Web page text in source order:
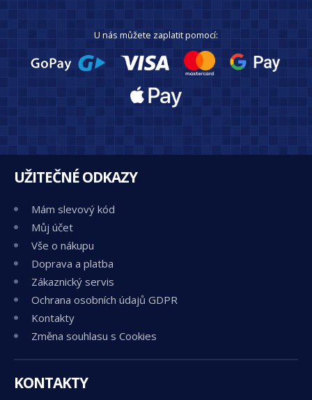
U nás můžete zaplatit pomocí:
UŽITEČNÉ ODKAZY
Mám slevový kód
Můj účet
Vše o nákupu
Doprava a platba
Zákaznický servis
Ochrana osobních údajů GDPR
Kontakty
Změna souhlasu s Cookies
KONTAKTY